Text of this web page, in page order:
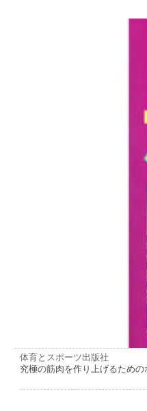
体育とスポーツ出版社
究極の筋肉を作り上げるため